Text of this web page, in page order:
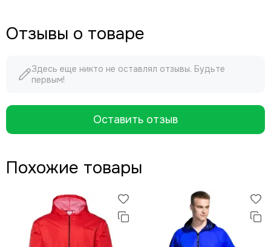
Отзывы о товаре
Здесь еще никто не оставлял отзывы. Будьте
первым!
Оставить отзыв
Похожие товары